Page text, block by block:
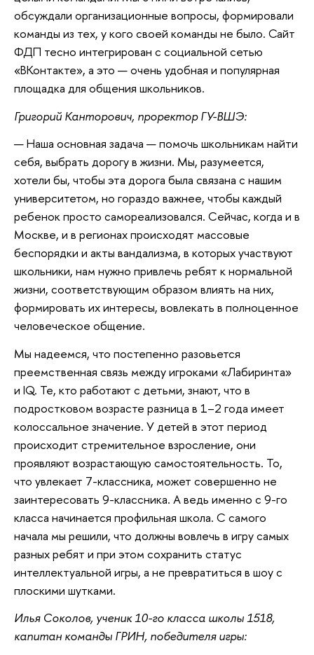
обсуждали организационные вопросы, формировали
команды из тех, у кого своей команды не было. Сайт
ФДП тесно интегрирован с социальной сетью
«ВКонтакте», а это — очень удобная и популярная
площадка для общения школьников.
Григорий Канторович, проректор ГУ-ВШЭ:
— Наша основная задача — помочь школьникам найти
себя, выбрать дорогу в жизни. Мы, разумеется,
хотели бы, чтобы эта дорога была связана с нашим
университетом, но гораздо важнее, чтобы каждый
ребенок просто самореализовался. Сейчас, когда и в
Москве, и в регионах происходят массовые
беспорядки и акты вандализма, в которых участвуют
школьники, нам нужно привлечь ребят к нормальной
жизни, соответствующим образом влиять на них,
формировать их интересы, вовлекать в полноценное
человеческое общение.
Мы надеемся, что постепенно разовьется
преемственная связь между игроками «Лабиринта»
и IQ. Те, кто работают с детьми, знают, что в
подростковом возрасте разница в 1–2 года имеет
колоссальное значение. У детей в этот период
происходит стремительное взросление, они
проявляют возрастающую самостоятельность. То,
что увлекает 7-классника, может совершенно не
заинтересовать 9-классника. А ведь именно с 9-го
класса начинается профильная школа. С самого
начала мы решили, что должны вовлечь в игру самых
разных ребят и при этом сохранить статус
интеллектуальной игры, а не превратиться в шоу с
плоскими шутками.
Илья Соколов, ученик 10-го класса школы 1518,
капитан команды ГРИН, победителя игры: